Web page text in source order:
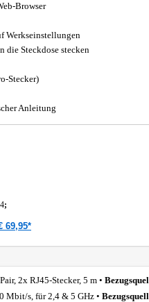
Browser
Werkseinstellungen
die Steckdose stecken
Stecker)
Anleitung
;
69,95*
2x RJ45-Stecker, 5 m •
Mbit/s, für 2,4 & 5 GHz •